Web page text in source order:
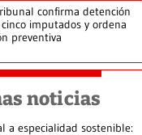
confirma detención
imputados y ordena
preventiva
noticias
a especialidad sostenible: